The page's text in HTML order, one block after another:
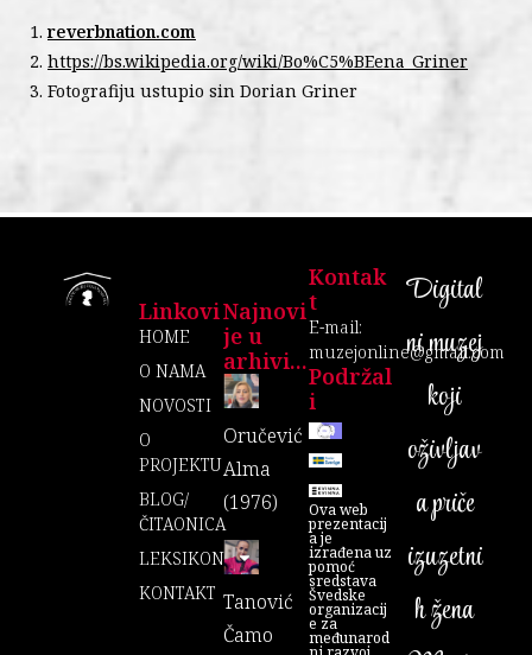
reverbnation.com
https://bs.wikipedia.org/wiki/Bo%C5%BEena_Griner
Fotografiju ustupio sin Dorian Griner
Linkovi
HOME
O NAMA
NOVOSTI
O
PROJEKTU
BLOG/
ČITAONICA
LEKSIKON
KONTAKT
Najnovi
je u
arhivi...
Oručević
Alma
(1976)
Tanović
Čamo
Kontak
T
E-mail:
muzejonline@gmail.com
Podržal
I
Ova web
prezentacij
a je
izrađena uz
pomoć
sredstava
Švedske
organizacij
e za
međunarod
Digital
ni muzej
koji
oživljav
a priče
izuzetni
h žena